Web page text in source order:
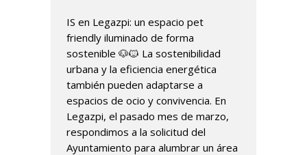
IS en Legazpi: un espacio pet
friendly iluminado de forma
sostenible 🐶🐱 La sostenibilidad
urbana y la eficiencia energética
también pueden adaptarse a
espacios de ocio y convivencia. En
Legazpi, el pasado mes de marzo,
respondimos a la solicitud del
Ayuntamiento para alumbrar un área